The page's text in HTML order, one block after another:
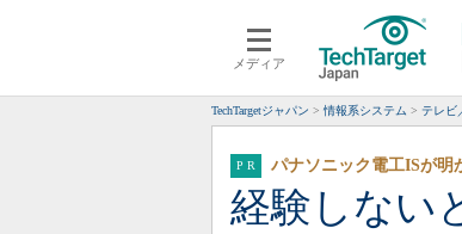
メディア
クラウド
スマートモバイル
ネットワーク
エ
ERP
CX
情
TechTargetジャパン 情報系システム テレビ
経験しない
パナソニック電工ISが明